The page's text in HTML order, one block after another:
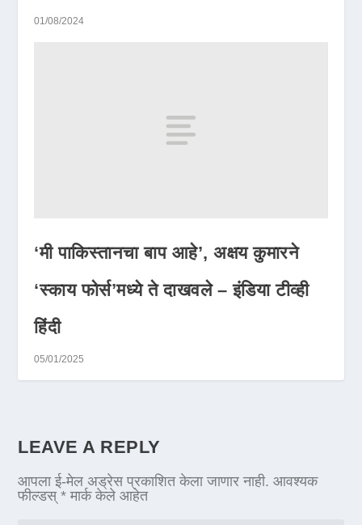
01/08/2024
‘मी पाकिस्तानचा बाप आहे’, अक्षय कुमारने
‘स्काय फोर्स’मध्ये ते दाखवले – इंडिया टीव्ही
हिंदी
05/01/2025
LEAVE A REPLY
आपला ई-मेल अड्रेस प्रकाशित केला जाणार नाही. आवश्यक
फील्डस्* मार्क केले आहेत